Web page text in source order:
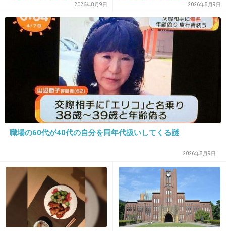
何歩でどこまでいけるかとかもやらないかな
+58
2015/10/31(土) 15:53:14
ツイッターでいくつか画像上がってたけどいき
なり地元にＴＯＫＩＯ来たら驚くよね
- NAVER まとめ
matome.naver.jp
現地画像 10月21日 阪神電車 打出駅でTOKIOが電車とリレー対決 鉄
腕ダッシュのまとめ
+39 -0
2026年8月9日 2026年8月9日
職場の60代が40代の自分を同年代扱いしてくる謎
2026年8月9日